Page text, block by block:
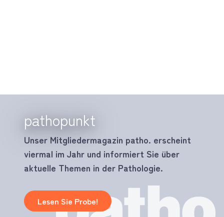
pathopunkt
Unser Mitgliedermagazin patho. erscheint
viermal im Jahr und informiert Sie über
aktuelle Themen in der Pathologie.
Lesen Sie Probe!